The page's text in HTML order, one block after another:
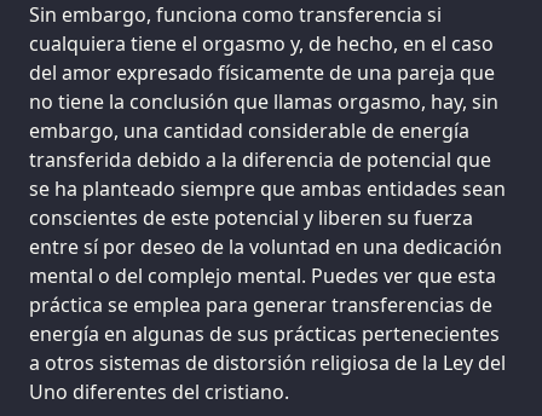
Sin embargo, funciona como transferencia si
cualquiera tiene el orgasmo y, de hecho, en el caso
del amor expresado físicamente de una pareja que
no tiene la conclusión que llamas orgasmo, hay, sin
embargo, una cantidad considerable de energía
transferida debido a la diferencia de potencial que
se ha planteado siempre que ambas entidades sean
conscientes de este potencial y liberen su fuerza
entre sí por deseo de la voluntad en una dedicación
mental o del complejo mental. Puedes ver que esta
práctica se emplea para generar transferencias de
energía en algunas de sus prácticas pertenecientes
a otros sistemas de distorsión religiosa de la Ley del
Uno diferentes del cristiano.